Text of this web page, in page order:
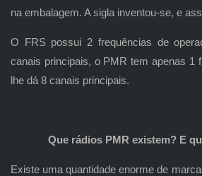
na embalagem. A sigla inventou-se, e
O FRS possui 2 frequências de
canais principais, o PMR tem apenas 1
lhe dá 8 canais principais.
Que rádios PMR existem? E
Existe uma quantidade enorme de